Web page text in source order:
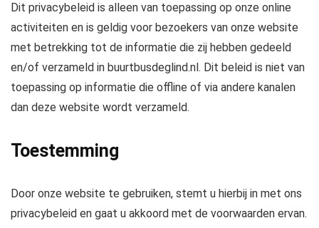
Dit privacybeleid is alleen van toepassing op onze online
activiteiten en is geldig voor bezoekers van onze website
met betrekking tot de informatie die zij hebben gedeeld
en/of verzameld in buurtbusdeglind.nl. Dit beleid is niet van
toepassing op informatie die offline of via andere kanalen
dan deze website wordt verzameld.
Toestemming
Door onze website te gebruiken, stemt u hierbij in met ons
privacybeleid en gaat u akkoord met de voorwaarden ervan.